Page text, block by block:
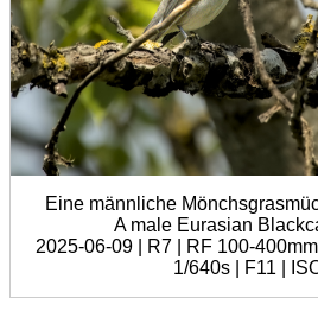
Eine männliche
A male Eurasian
2025-06-09 | R7 | RF 100-
1/640s | F11 |